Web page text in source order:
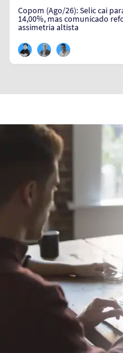
Copom (Ago/26): Selic cai
14,00%, mas comunicado
assimetria altista